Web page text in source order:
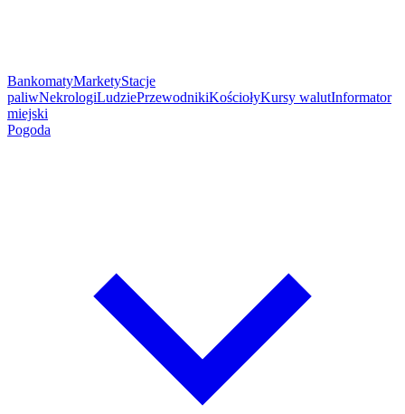
BankomatyMarketyStacje
paliwNekrologiLudziePrzewodnikiKościołyKursy walutInformator
miejski
Pogoda